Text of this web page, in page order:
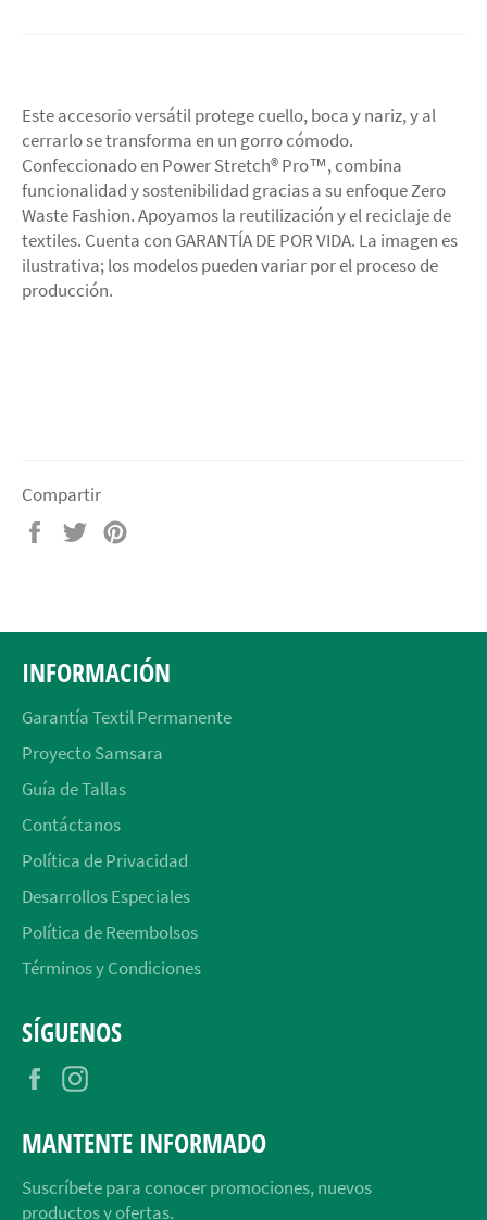
Este accesorio versátil protege cuello, boca y nariz, y al
cerrarlo se transforma en un gorro cómodo.
Confeccionado en Power Stretch® Pro™, combina
funcionalidad y sostenibilidad gracias a su enfoque Zero
Waste Fashion. Apoyamos la reutilización y el reciclaje de
textiles. Cuenta con GARANTÍA DE POR VIDA. La imagen es
ilustrativa; los modelos pueden variar por el proceso de
producción.
Compartir
Compartir
Tuitear
INFORMACIÓN
Garantía Textil Permanente
Proyecto Samsara
Guía de Tallas
Contáctanos
Política de Privacidad
Desarrollos Especiales
Política de Reembolsos
Términos y Condiciones
SÍGUENOS
Facebook
MANTENTE INFORMADO
Suscríbete para conocer promociones, nuevos
productos y ofertas.